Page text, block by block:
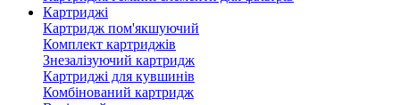
Картриджі
Картридж пом'якшуючий
Комплект картриджів
Знезалізуючий картридж
Картриджі для кувшинів
Комбінований картридж